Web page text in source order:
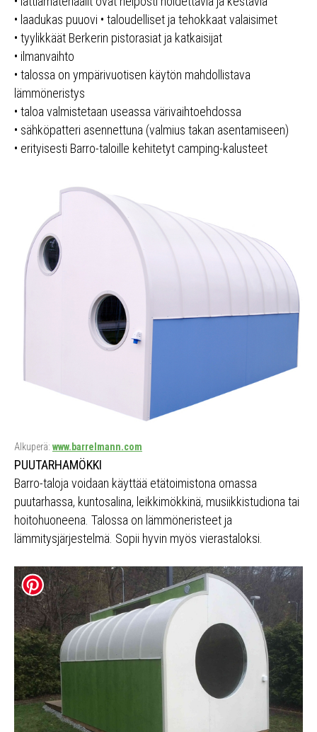
• laadukas puuovi • taloudelliset ja tehokkaat valaisimet
• tyylikkäät Berkerin pistorasiat ja katkaisijat
• ilmanvaihto
• talossa on ympärivuotisen käytön mahdollistava
lämmöneristys
• taloa valmistetaan useassa värivaihtoehdossa
• sähköpatteri asennettuna (valmius takan asentamiseen)
• erityisesti Barro-taloille kehitetyt camping-kalusteet
Alkuperä: www.barrelmann.com
PUUTARHAMÖKKI
Barro-taloja voidaan käyttää etätoimistona omassa
puutarhassa, kuntosalina, leikkimökkinä, musiikkistudiona tai
hoitohuoneena. Talossa on lämmöneristeet ja
lämmitysjärjestelmä. Sopii hyvin myös vierastaloksi.